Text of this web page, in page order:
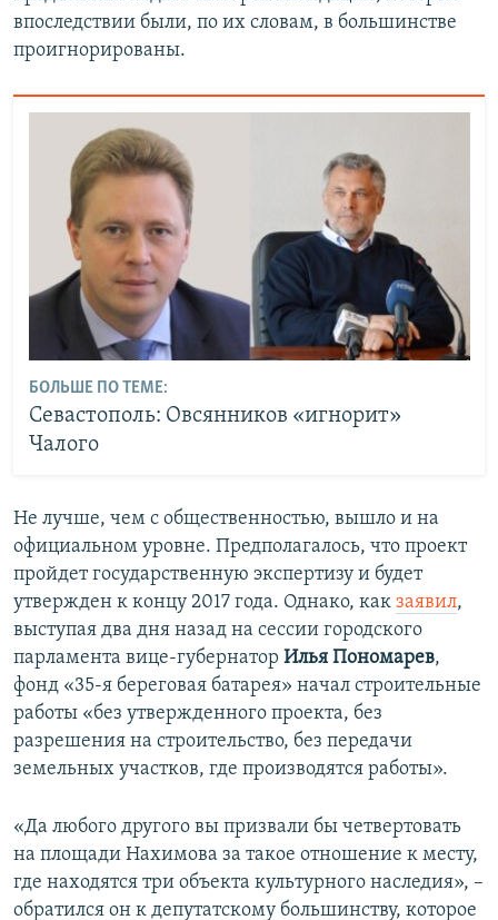
впоследствии были, по их словам, в большинстве
проигнорированы.
БОЛЬШЕ ПО ТЕМЕ:
Севастополь: Овсянников «игнорит»
Чалого
Не лучше, чем с общественностью, вышло и на
официальном уровне. Предполагалось, что проект
пройдет государственную экспертизу и будет
утвержден к концу 2017 года. Однако, как заявил,
выступая два дня назад на сессии городского
парламента вице-губернатор Илья Пономарев,
фонд «35-я береговая батарея» начал строительные
работы «без утвержденного проекта, без
разрешения на строительство, без передачи
земельных участков, где производятся работы».
«Да любого другого вы призвали бы четвертовать
на площади Нахимова за такое отношение к месту,
где находятся три объекта культурного наследия», –
обратился он к депутатскому большинству, которое